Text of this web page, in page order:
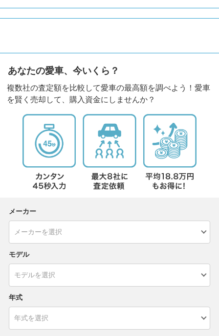
あなたの愛車、今いくら？
複数社の査定額を比較して愛車の最高額を調べよう！愛車
を賢く売却して、購入資金にしませんか？
メーカー
モデル
年式